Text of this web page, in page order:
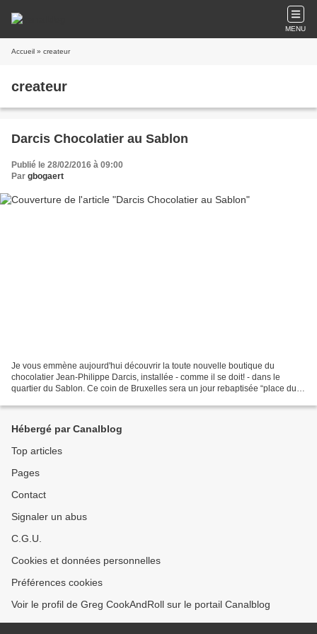
MENU
Accueil » createur
createur
Darcis Chocolatier au Sablon
Publié le 28/02/2016 à 09:00
Par gbogaert
Je vous emmène aujourd'hui découvrir la toute nouvelle boutique du
chocolatier Jean-Philippe Darcis, installée - comme il se doit! - dans le
quartier du Sablon. Ce coin de Bruxelles sera un jour rebaptisée “place du
Hébergé par Canalblog
Top articles
Pages
Contact
Signaler un abus
C.G.U.
Cookies et données personnelles
Préférences cookies
Voir le profil de Greg CookAndRoll sur le portail Canalblog